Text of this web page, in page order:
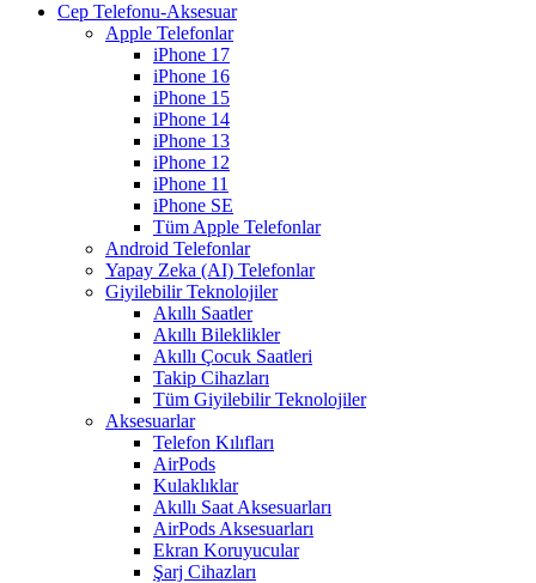
Cep Telefonu-Aksesuar
Apple Telefonlar
iPhone 17
iPhone 16
iPhone 15
iPhone 14
iPhone 13
iPhone 12
iPhone 11
iPhone SE
Tüm Apple Telefonlar
Android Telefonlar
Yapay Zeka (AI) Telefonlar
Giyilebilir Teknolojiler
Akıllı Saatler
Akıllı Bileklikler
Akıllı Çocuk Saatleri
Takip Cihazları
Tüm Giyilebilir Teknolojiler
Aksesuarlar
Telefon Kılıfları
AirPods
Kulaklıklar
Akıllı Saat Aksesuarları
AirPods Aksesuarları
Ekran Koruyucular
Şarj Cihazları